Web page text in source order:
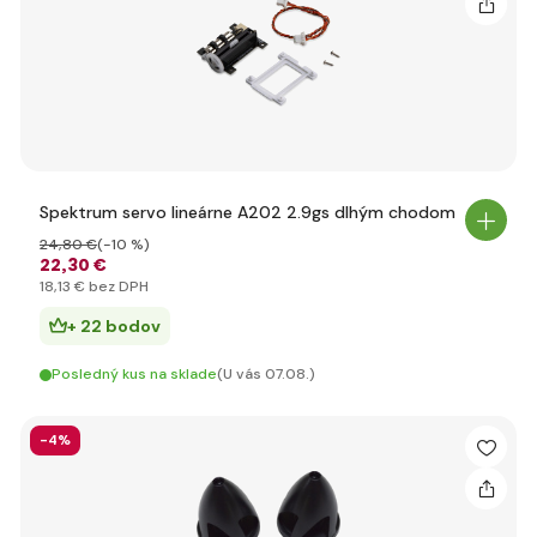
Spektrum servo lineárne A202 2.9gs dlhým chodom
22,30 €
24,80 €(-10 %)
18,13 € bez DPH
+ 22 bodov
Posledný kus na sklade(U vás 07.08.)
-4%